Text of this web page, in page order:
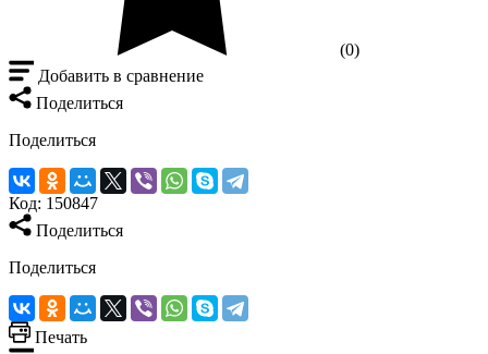
(0)
Добавить в сравнение
Поделиться
Поделиться
Код: 150847
Поделиться
Поделиться
Печать